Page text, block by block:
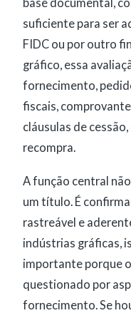
suficiente para ser
FIDC ou por outro
gráfico, essa
fornecimento,
fiscais,
cláusulas de
recompra.
A função central
um título. É
rastreável e
indústrias gráficas,
importante porque
questionado por
fornecimento. Se